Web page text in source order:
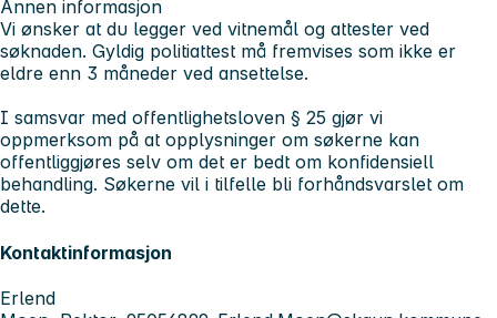
Annen informasjon
Vi ønsker at du legger ved vitnemål og attester ved
søknaden. Gyldig politiattest må fremvises som ikke er
eldre enn 3 måneder ved ansettelse.
I samsvar med offentlighetsloven § 25 gjør vi
oppmerksom på at opplysninger om søkerne kan
offentliggjøres selv om det er bedt om konfidensiell
behandling. Søkerne vil i tilfelle bli forhåndsvarslet om
dette.
Kontaktinformasjon
Erlend